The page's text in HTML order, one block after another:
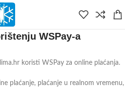
WSPay-a
koristi WSPay za online plaćanja.
plaćanje, plaćanje u realnom vremenu,